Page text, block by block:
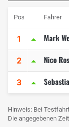
Pos Fahrer
1 Mark
2 Nico
3
Hinweis: Bei
Die angegebenen Zeiten